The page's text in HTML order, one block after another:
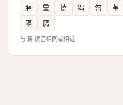
䐙 䨣 䗘 猲 匌 革
隔
臈
与 轕 读音相同或相近